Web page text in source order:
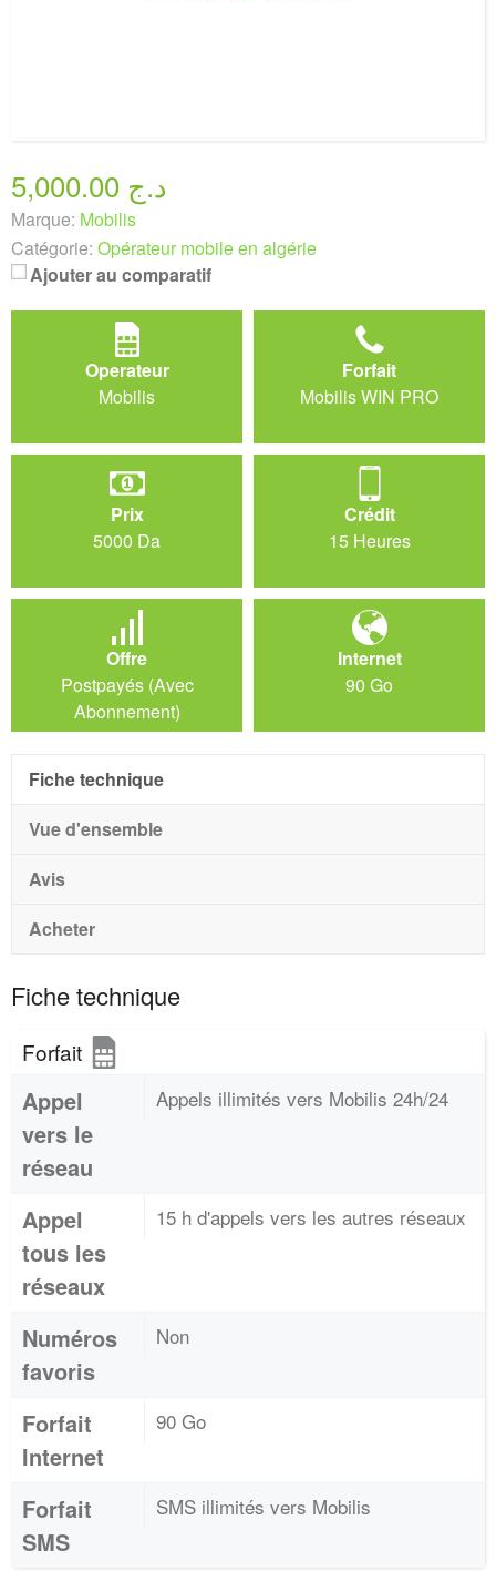
5,000.00 د.ج
Marque: Mobilis
Catégorie: Opérateur mobile en algérie
Ajouter au comparatif
Operateur
Mobilis
Forfait
Mobilis WIN PRO
Prix
5000 Da
Crédit
15 Heures
Offre
Postpayés (Avec
Abonnement)
Internet
90 Go
Fiche technique
Vue d'ensemble
Avis
Acheter
Fiche technique
Forfait
Appel
vers le
réseau
Appels illimités vers Mobilis 24h/24
Appel
tous les
réseaux
15 h d'appels vers les autres réseaux
Numéros
favoris
Non
Forfait
Internet
90 Go
Forfait
SMS
SMS illimités vers Mobilis